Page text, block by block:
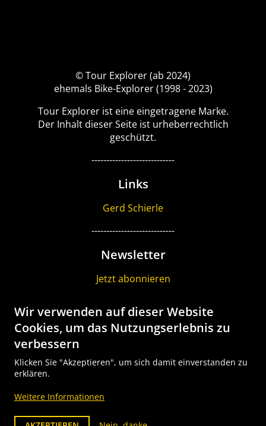
© Tour Explorer (ab 2024)
ehemals Bike-Explorer (1998 - 2023)
Tour Explorer ist eine eingetragene Marke.
Der Inhalt dieser Seite ist urheberrechtlich
geschützt.
----------------------------
Links
Gerd Schierle
----------------------------
Newsletter
Jetzt abonnieren
Gutschein
Geschenk Gutscheine bestellen
----------------------------
Wir verwenden auf dieser Website
Cookies, um das Nutzungserlebnis zu
verbessern
Klicken Sie "Akzeptieren", um sich damit einverstanden zu
erklären.
Weitere Informationen